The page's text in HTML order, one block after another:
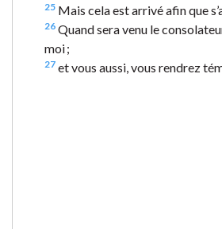
25 Mais cela est arrivé afin que
26 Quand sera venu le
moi ;
27 et vous aussi, vous rendrez